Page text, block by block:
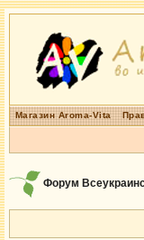
Магазин Aroma-Vita
Форум